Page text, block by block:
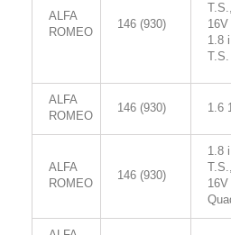
ALFA
ROMEO
146 (930)
1.8
T.S.
ALFA
ROMEO
146 (930) 1.6
ALFA
ROMEO
146 (930)
1.8
16V